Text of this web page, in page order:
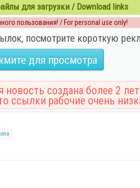
для загрузки / Download links
пользования! / For personal use only!
посмотрите короткую
для просмотра
новость создана более 2
ссылки рабочие очень